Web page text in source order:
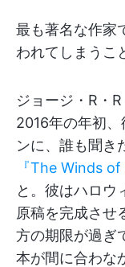
最も著名な作家
われてしまうこ
ジョージ・R・
2016年の年初
ンに、誰も聞き
『The Winds
と。彼はハロウ
原稿を完成させ
方の期限が過ぎ
本が間に合わな